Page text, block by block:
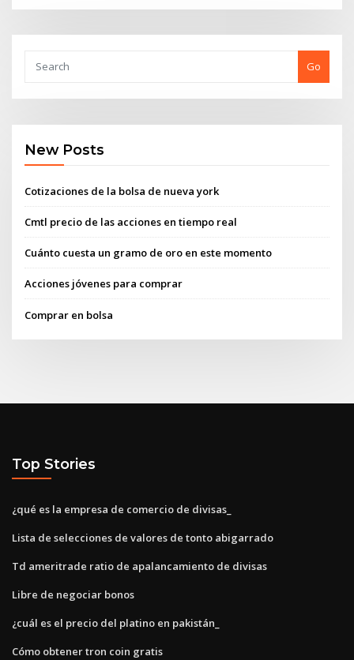
Go
New Posts
Cotizaciones de la bolsa de nueva york
Cmtl precio de las acciones en tiempo real
Cuánto cuesta un gramo de oro en este momento
Acciones jóvenes para comprar
Comprar en bolsa
Top Stories
¿qué es la empresa de comercio de divisas_
Lista de selecciones de valores de tonto abigarrado
Td ameritrade ratio de apalancamiento de divisas
Libre de negociar bonos
¿cuál es el precio del platino en pakistán_
Cómo obtener tron ​​coin gratis